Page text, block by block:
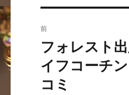
稿
ナ
ビ
前
過
の
投
フォレスト
イフコーチ
コミ